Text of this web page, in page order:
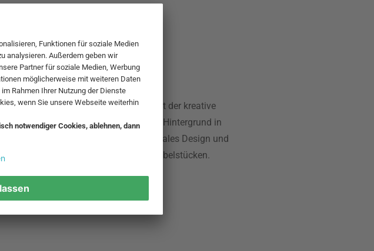
Weiss
Weiss, geboren 1959 in Dänemark, ist der kreative
hinter Innovation Living. Mit einem Hintergrund in
Architektur und Musik vereint er funktionales Design und
Ästhetik zu zeitlosen Möbelstücken.